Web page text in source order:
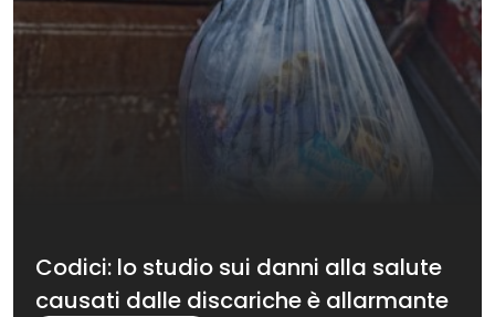
Codici: lo studio sui danni alla salute
causati dalle discariche è allarmante